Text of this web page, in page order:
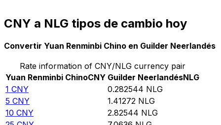
CNY a NLG tipos de cambio hoy
Convertir Yuan Renminbi Chino en Guilder Neerlandés
Rate information of CNY/NLG currency pair
Yuan Renminbi ChinoCNY Guilder NeerlandésNLG
1 CNY 0.282544 NLG
5 CNY 1.41272 NLG
10 CNY 2.82544 NLG